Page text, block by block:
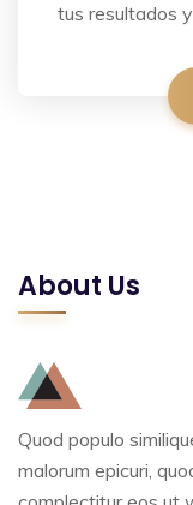
tus resultados
About Us
Quod populo
malorum epicuri,